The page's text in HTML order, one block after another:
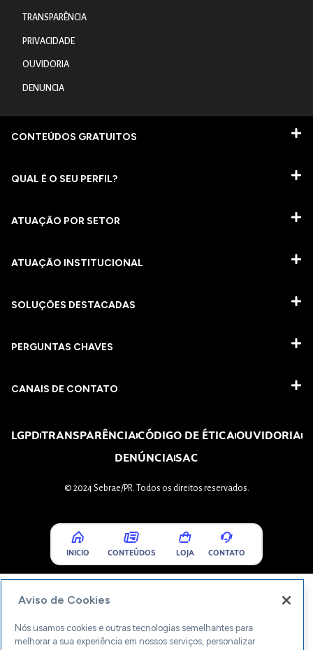
TRANSPARÊNCIA
PRIVACIDADE
OUVIDORIA
DENUNCIA
CONTEÚDOS GRATUITOS
QUAL É O SEU PERFIL?
ATUAÇÃO POR SETOR
ATUAÇÃO INSTITUCIONAL
SOLUÇÕES DESTACADAS
PERGUNTAS CHAVES​
CANAIS DE CONTATO
LGPDTRANSPARÊNCIACÓDIGO DE ÉTICAOUVIDORIA
DENÚNCIASAC
© 2024 Sebrae/PR. Todos os direitos reservados.
INICIO CONTEÚDOS LOJA CONTATO
Aviso de Cookies
Nós usamos cookies e outras tecnologias semelhantes para
melhorar a sua experiência em nossos serviços, personalizar